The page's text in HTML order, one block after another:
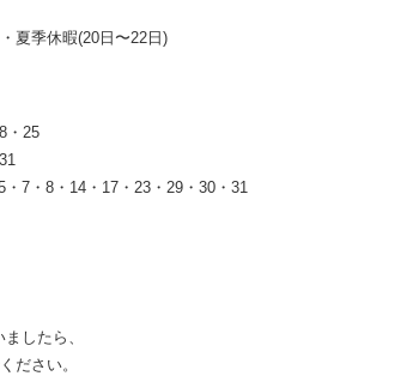
夏季休暇(20日〜22日)
・25
7・8・14・17・23・29・30・31
したら、
ださい。